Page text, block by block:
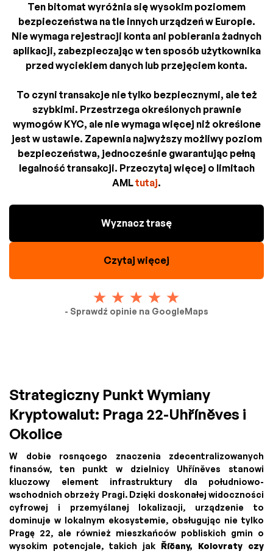
Ten bitomat wyróżnia się wysokim poziomem
bezpieczeństwa na tle innych urządzeń w Europie.
Nie wymaga rejestracji konta ani pobierania żadnych
aplikacji, zabezpieczając w ten sposób użytkownika
przed wyciekiem danych lub przejęciem konta.
To czyni transakcje nie tylko bezpiecznymi, ale też
szybkimi. Przestrzega określonych prawnie
wymogów KYC, ale nie wymaga więcej niż określone
jest w ustawie. Zapewnia najwyższy możliwy poziom
bezpieczeństwa, jednocześnie gwarantując pełną
legalność transakcji. Przeczytaj więcej o limitach
AMLtutaj.
Wyznacz trasę
Czytaj więcej
- Sprawdź opinie na GoogleMaps
Strategiczny Punkt Wymiany
Kryptowalut: Praga 22-Uhříněves i
Okolice
W dobie rosnącego znaczenia zdecentralizowanych
finansów, ten punkt w dzielnicy Uhříněves stanowi
kluczowy element infrastruktury dla południowo-
wschodnich obrzeży Pragi. Dzięki doskonałej widoczności
cyfrowej i przemyślanej lokalizacji, urządzenie to
dominuje w lokalnym ekosystemie, obsługując nie tylko
Pragę 22, ale również mieszkańców pobliskich gmin o
wysokim potencjale, takich jak Říčany, Kolovraty czy